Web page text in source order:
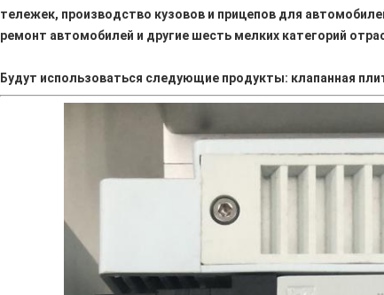
тележек, производство кузовов и прицепов для
ремонт автомобилей и другие шесть мелких категорий
Будут использоваться следующие продукты: клапанная